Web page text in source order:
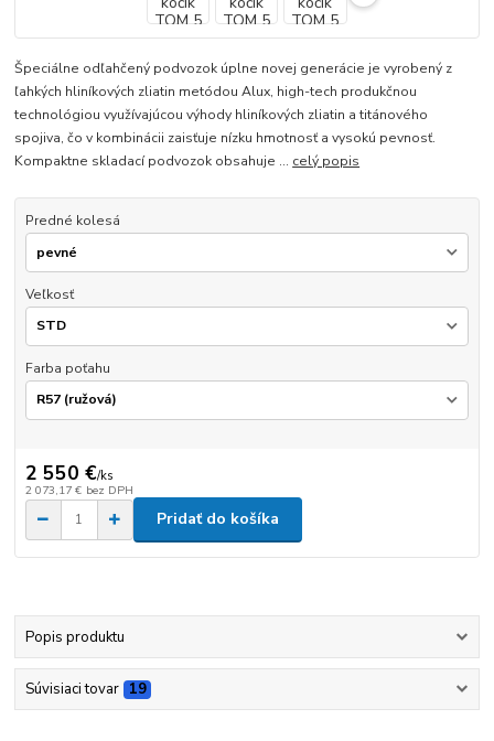
Špeciálne odľahčený podvozok úplne novej generácie je vyrobený z
ľahkých hliníkových zliatin metódou Alux, high-tech produkčnou
technológiou využívajúcou výhody hliníkových zliatin a titánového
spojiva, čo v kombinácii zaisťuje nízku hmotnosť a vysokú pevnosť.
Kompaktne skladací podvozok obsahuje ... celý popis
Predné kolesá
Veľkosť
Farba poťahu
2 550 €/ks
2 073,17 € bez DPH
Pridať do košíka
Popis produktu
Súvisiaci tovar 19